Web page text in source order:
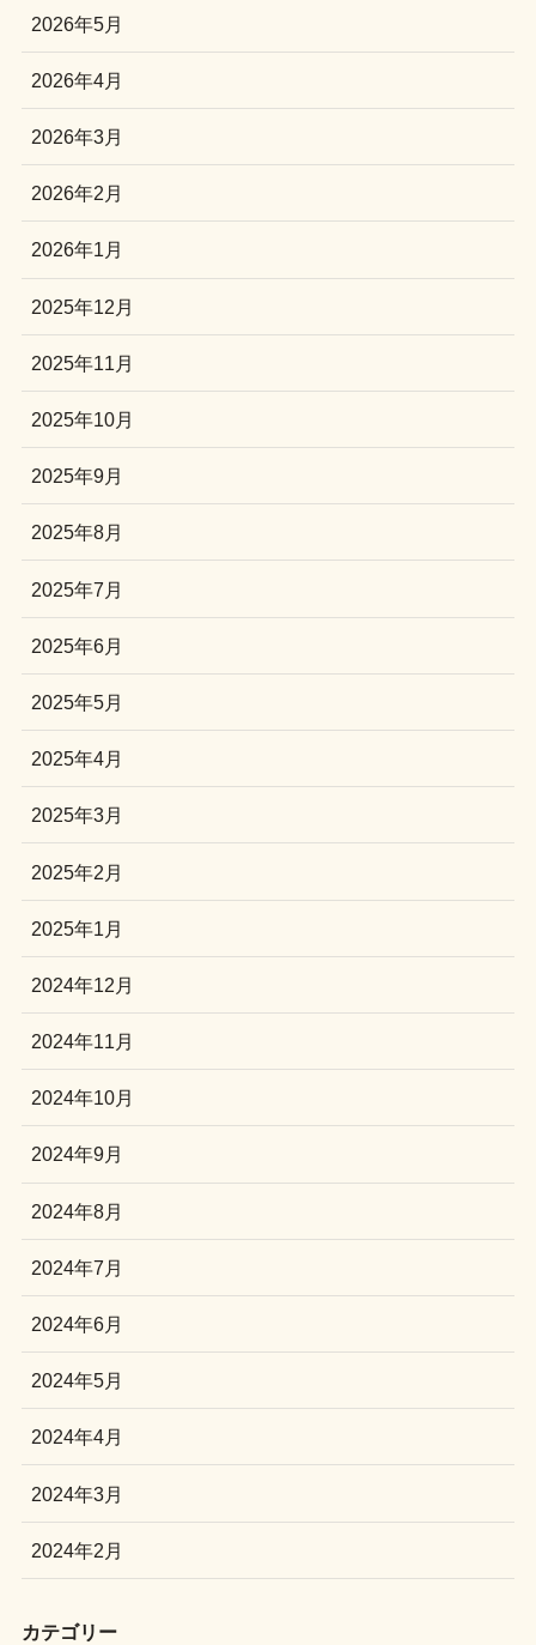
2026年5月
2026年4月
2026年3月
2026年2月
2026年1月
2025年12月
2025年11月
2025年10月
2025年9月
2025年8月
2025年7月
2025年6月
2025年5月
2025年4月
2025年3月
2025年2月
2025年1月
2024年12月
2024年11月
2024年10月
2024年9月
2024年8月
2024年7月
2024年6月
2024年5月
2024年4月
2024年3月
2024年2月
カテゴリー